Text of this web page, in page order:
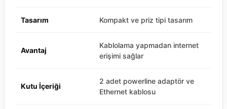
Tasarım Kompakt ve priz tipi tasarım
Avantaj
Kablolama yapmadan internet
erişimi sağlar
Kutu İçeriği
2 adet powerline adaptör ve
Ethernet kablosu